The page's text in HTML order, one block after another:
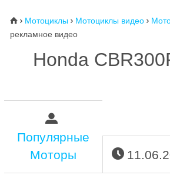
⌂  Мотоциклы  Мотоциклы видео 
рекламное видео
Honda
Популярные
Моторы